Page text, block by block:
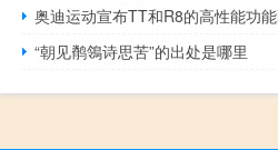
奥迪运动宣布TT和R8的高性能功
“朝见鹡鴒诗思苦”的出处是哪里